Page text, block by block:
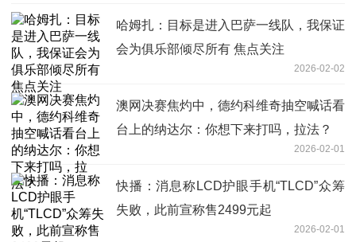
哈姆扎：目标是进入巴萨一线队，我保证
会为俱乐部倾尽所有 焦点关注
2026-02-02
澳网决赛焦灼中，德约科维奇抽空喊话看
台上的纳达尔：你想下来打吗，拉法？
2026-02-01
快播：消息称LCD护眼手机“TLCD”众筹
失败，此前宣称售2499元起
2026-02-01